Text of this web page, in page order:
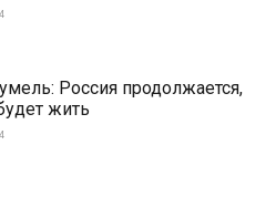
Россия продолжается,
жить